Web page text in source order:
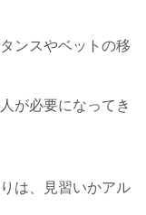
ンスやベットの移
が必要になってき
は、見習いかアル